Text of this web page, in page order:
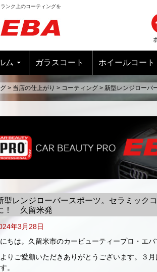
ンク上のコーティングを
ム ガラスコート ホイールコート
> 当店の仕上がり > コーティング > 新型レンジローバ
型レンジローバースポーツ。セラミック
！ 久留米発
年3月28日
ちは。久留米市のカービューティープロ・エバ
りご愛顧いただきありがとうございます。３
す。